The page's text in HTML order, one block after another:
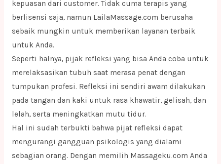
kepuasan dari customer. Tidak cuma terapis yang
berlisensi saja, namun LailaMassage.com berusaha
sebaik mungkin untuk memberikan layanan terbaik
untuk Anda.
Seperti halnya, pijak refleksi yang bisa Anda coba untuk
merelaksasikan tubuh saat merasa penat dengan
tumpukan profesi. Refleksi ini sendiri awam dilakukan
pada tangan dan kaki untuk rasa khawatir, gelisah, dan
lelah, serta meningkatkan mutu tidur.
Hal ini sudah terbukti bahwa pijat refleksi dapat
mengurangi gangguan psikologis yang dialami
sebagian orang. Dengan memilih Massageku.com Anda